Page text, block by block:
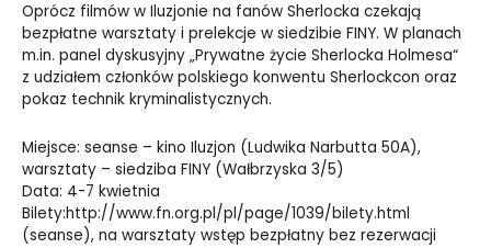
Oprócz filmów w Iluzjonie na fanów Sherlocka czekają
bezpłatne warsztaty i prelekcje w siedzibie FINY. W planach
m.in. panel dyskusyjny „Prywatne życie Sherlocka Holmesa“
z udziałem członków polskiego konwentu Sherlockcon oraz
pokaz technik kryminalistycznych.
Miejsce: seanse – kino Iluzjon (Ludwika Narbutta 50A),
warsztaty – siedziba FINY (Wałbrzyska 3/5)
Data: 4-7 kwietnia
Bilety:http://www.fn.org.pl/pl/page/1039/bilety.html
(seanse), na warsztaty wstęp bezpłatny bez rezerwacji